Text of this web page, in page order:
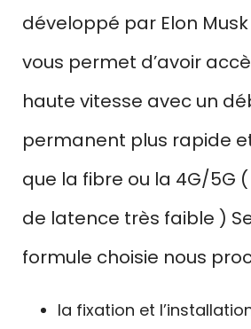
développé par Elon Musk
vous permet d’avoir
haute vitesse avec un
permanent plus rapide
que la fibre ou la 4G/5G
de latence très faible )
formule choisie nous
la fixation et